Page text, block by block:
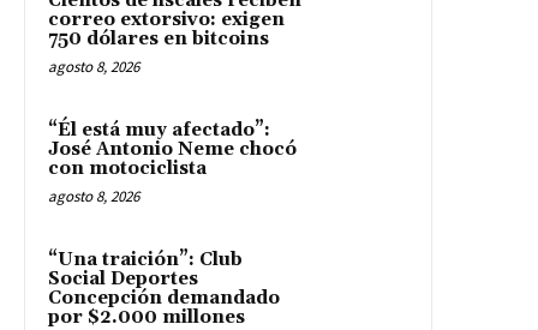
correo extorsivo: exigen
750 dólares en bitcoins
agosto 8, 2026
“Él está muy afectado”:
José Antonio Neme chocó
con motociclista
agosto 8, 2026
“Una traición”: Club
Social Deportes
Concepción demandado
por $2.000 millones